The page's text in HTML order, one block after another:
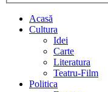
Acasă
Cultura
Idei
Carte
Literatura
Teatru-Film
Politica